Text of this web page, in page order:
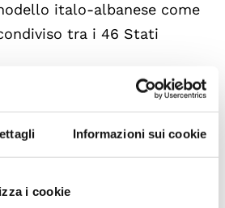
Informazioni sui cookie
i cookie
italo-albanese come
tra i 46 Stati
trovare pieno riscontro
della Dichiarazione. Il
tali soluzioni: una